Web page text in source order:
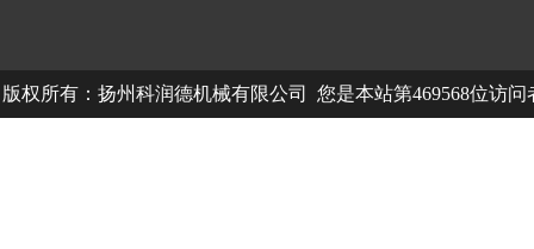
版权所有：扬州科润德机械有限公司 您是本站第469568位访